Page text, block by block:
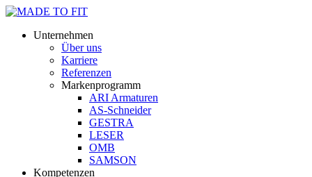
Unternehmen
Über uns
Karriere
Referenzen
Markenprogramm
ARI Armaturen
AS-Schneider
GESTRA
LESER
OMB
SAMSON
Kompetenzen